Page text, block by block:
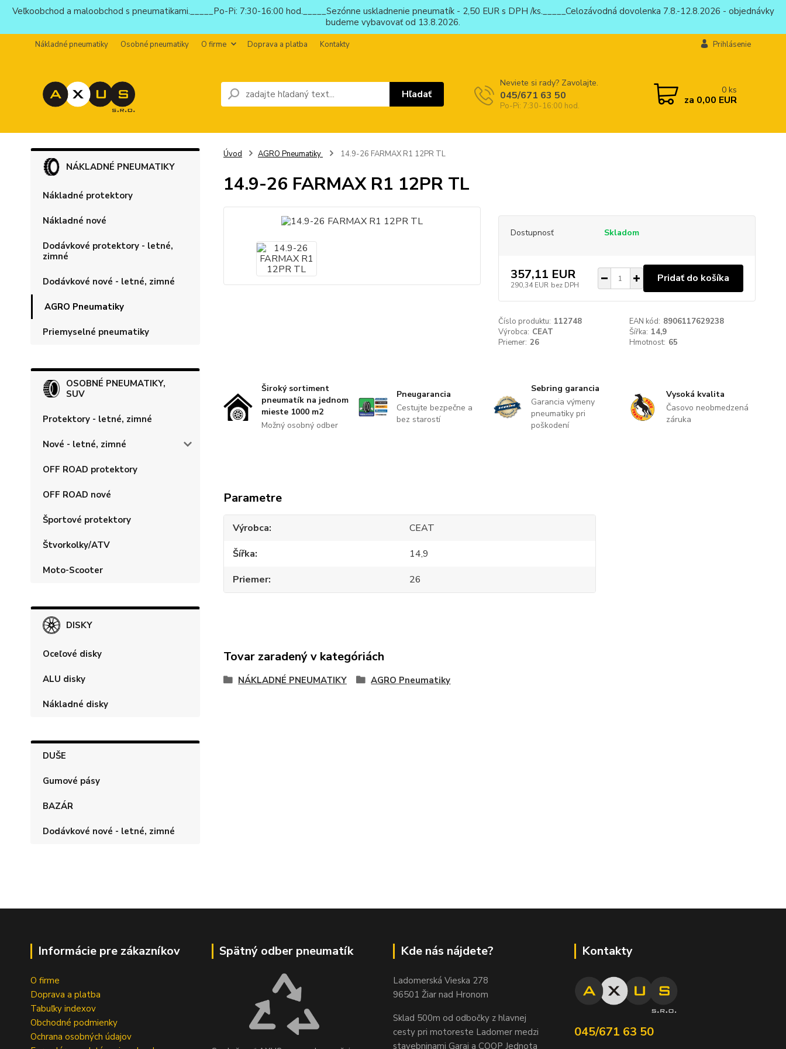
Veľkoobchod a maloobchod s pneumatikami._____Po-Pi: 7:30-16:00 hod._____Sezónne uskladnenie pneumatík - 2,50 EUR s DPH /ks._____Celozávodná dovolenka 7.8.-12.8.2026 - objednávky
budeme vybavovať od 13.8.2026.
Nákladné pneumatiky Osobné pneumatiky O firme Doprava a platba Kontakty Prihlásenie
Hľadať
Neviete si rady? Zavolajte.
045/671 63 50
Po-Pi: 7:30-16:00 hod.
0 ks
za 0,00 EUR
NÁKLADNÉ PNEUMATIKY
Nákladné protektory
Nákladné nové
Dodávkové protektory - letné,
zimné
Dodávkové nové - letné, zimné
AGRO Pneumatiky
Priemyselné pneumatiky
OSOBNÉ PNEUMATIKY,
SUV
Protektory - letné, zimné
Nové - letné, zimné
OFF ROAD protektory
OFF ROAD nové
Športové protektory
Štvorkolky/ATV
Moto-Scooter
DISKY
Oceľové disky
ALU disky
Nákladné disky
DUŠE
Gumové pásy
BAZÁR
Dodávkové nové - letné, zimné
Úvod AGRO Pneumatiky 14.9-26 FARMAX R1 12PR TL
14.9-26 FARMAX R1 12PR TL
Dostupnosť Skladom
357,11 EUR
290,34 EUR bez DPH
Pridať do košíka
Číslo produktu: 112748 EAN kód: 8906117629238
Výrobca: CEAT Šířka: 14,9
Priemer: 26 Hmotnost: 65
Široký sortiment
pneumatík na jednom
mieste 1000 m2
Možný osobný odber
Pneugarancia
Cestujte bezpečne a
bez starostí
Sebring garancia
Garancia výmeny
pneumatiky pri
poškodení
Vysoká kvalita
Časovo neobmedzená
záruka
Parametre
Výrobca
CEAT
Šířka
14,9
Priemer
26
Tovar zaradený v kategóriách
NÁKLADNÉ PNEUMATIKY AGRO Pneumatiky
Informácie pre zákazníkov
O firme
Doprava a platba
Tabuľky indexov
Obchodné podmienky
Ochrana osobných údajov
Spätný odber pneumatík Kde nás nájdete?
Ladomerská Vieska 278
96501 Žiar nad Hronom
Sklad 500m od odbočky z hlavnej
cesty pri motoreste Ladomer medzi
stavebninami Garaj a COOP Jednota
Kontakty
045/671 63 50